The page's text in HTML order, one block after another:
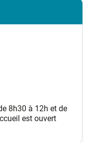
dans un
8h30 à 12h et de
est ouvert